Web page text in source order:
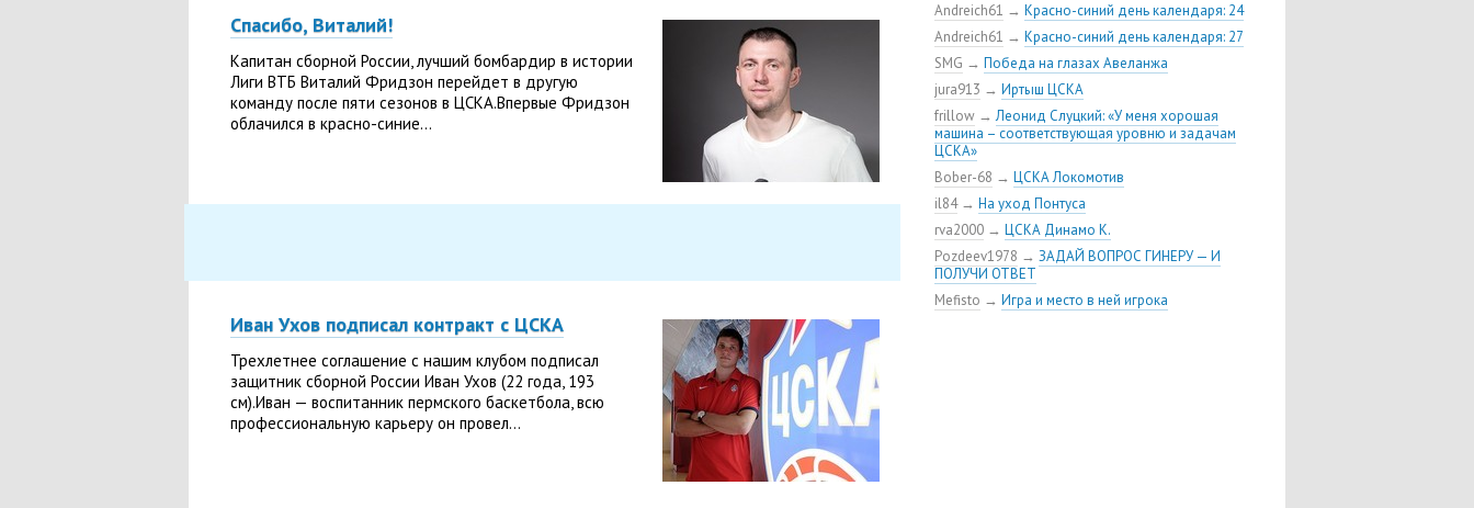
Спасибо, Виталий!
Капитан сборной России, лучший бомбардир в истории
Лиги ВТБ Виталий Фридзон перейдет в другую
команду после пяти сезонов в ЦСКА.Впервые Фридзон
облачился в красно-синие...
Иван Ухов подписал контракт с ЦСКА
Трехлетнее соглашение с нашим клубом подписал
защитник сборной России Иван Ухов (22 года, 193
см).Иван — воспитанник пермского баскетбола, всю
профессиональную карьеру он провел...
Andreich61 → Красно-синий день календаря: 24
Andreich61 → Красно-синий день календаря: 27
SMG → Победа на глазах Авеланжа
jura913 → Иртыш ЦСКА
frillow →Леонид Слуцкий: «У меня хорошая
машина – соответствующая уровню и задачам
ЦСКА»
Bober-68 → ЦСКА Локомотив
il84→ На уход Понтуса
rva2000 → ЦСКА Динамо К.
Pozdeev1978 → ЗАДАЙ ВОПРОС ГИНЕРУ — И
ПОЛУЧИ ОТВЕТ
Mefisto → Игра и место в ней игрока